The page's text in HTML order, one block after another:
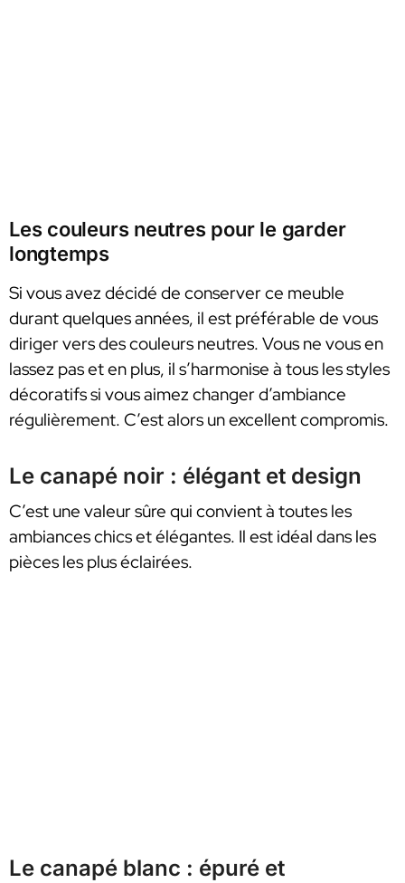
Les couleurs neutres pour le garder
longtemps
Si vous avez décidé de conserver ce meuble
durant quelques années, il est préférable de vous
diriger vers des couleurs neutres. Vous ne vous en
lassez pas et en plus, il s’harmonise à tous les styles
décoratifs si vous aimez changer d’ambiance
régulièrement. C’est alors un excellent compromis.
Le canapé noir : élégant et design
C’est une valeur sûre qui convient à toutes les
ambiances chics et élégantes. Il est idéal dans les
pièces les plus éclairées.
Le canapé blanc : épuré et